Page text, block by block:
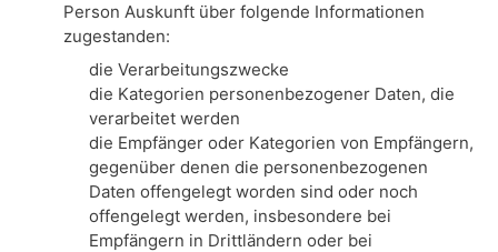
Person Auskunft über folgende Informationen
zugestanden:
die Verarbeitungszwecke
die Kategorien personenbezogener Daten, die
verarbeitet werden
die Empfänger oder Kategorien von Empfängern,
gegenüber denen die personenbezogenen
Daten offengelegt worden sind oder noch
offengelegt werden, insbesondere bei
Empfängern in Drittländern oder bei